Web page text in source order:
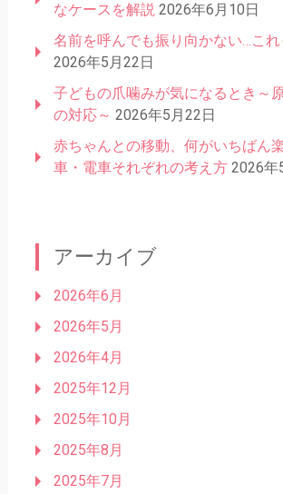
なケースを解説 2026年6月10日
名前を呼んでも振り向かない…これ
2026年5月22日
子どもの爪噛みが気になるとき～
の対応～ 2026年5月22日
赤ちゃんとの移動、何がいちばん
車・電車それぞれの考え方 2026年
アーカイブ
2026年6月
2026年5月
2026年4月
2025年12月
2025年10月
2025年8月
2025年7月